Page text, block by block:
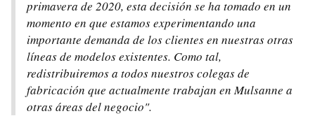
primavera de 2020, esta decisión se ha tomado en un
momento en que estamos experimentando una
importante demanda de los clientes en nuestras otras
líneas de modelos existentes. Como tal,
redistribuiremos a todos nuestros colegas de
fabricación que actualmente trabajan en Mulsanne a
otras áreas del negocio".